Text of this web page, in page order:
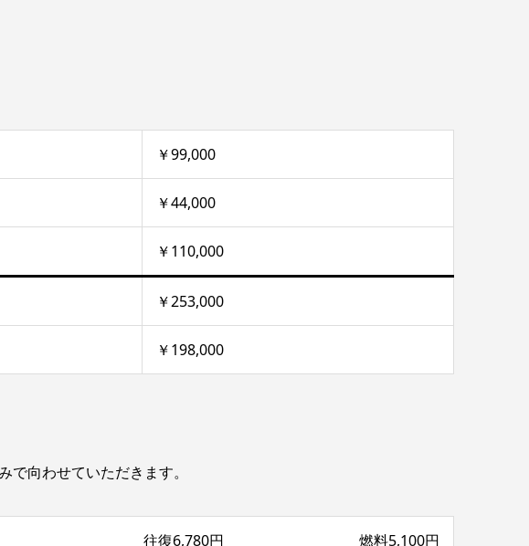
￥99,000
￥44,000
￥110,000
￥253,000
￥198,000
向わせていただきます。
往復6,780円 燃料5,100円